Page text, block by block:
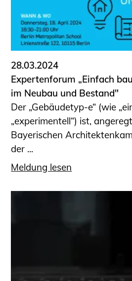
28.03.2024
Expertenforum „Einfach
im Neubau und Bestand"
Der „Gebäudetyp-e“ (wie
„experimentell“) ist,
Bayerischen
der ...
Meldung lesen